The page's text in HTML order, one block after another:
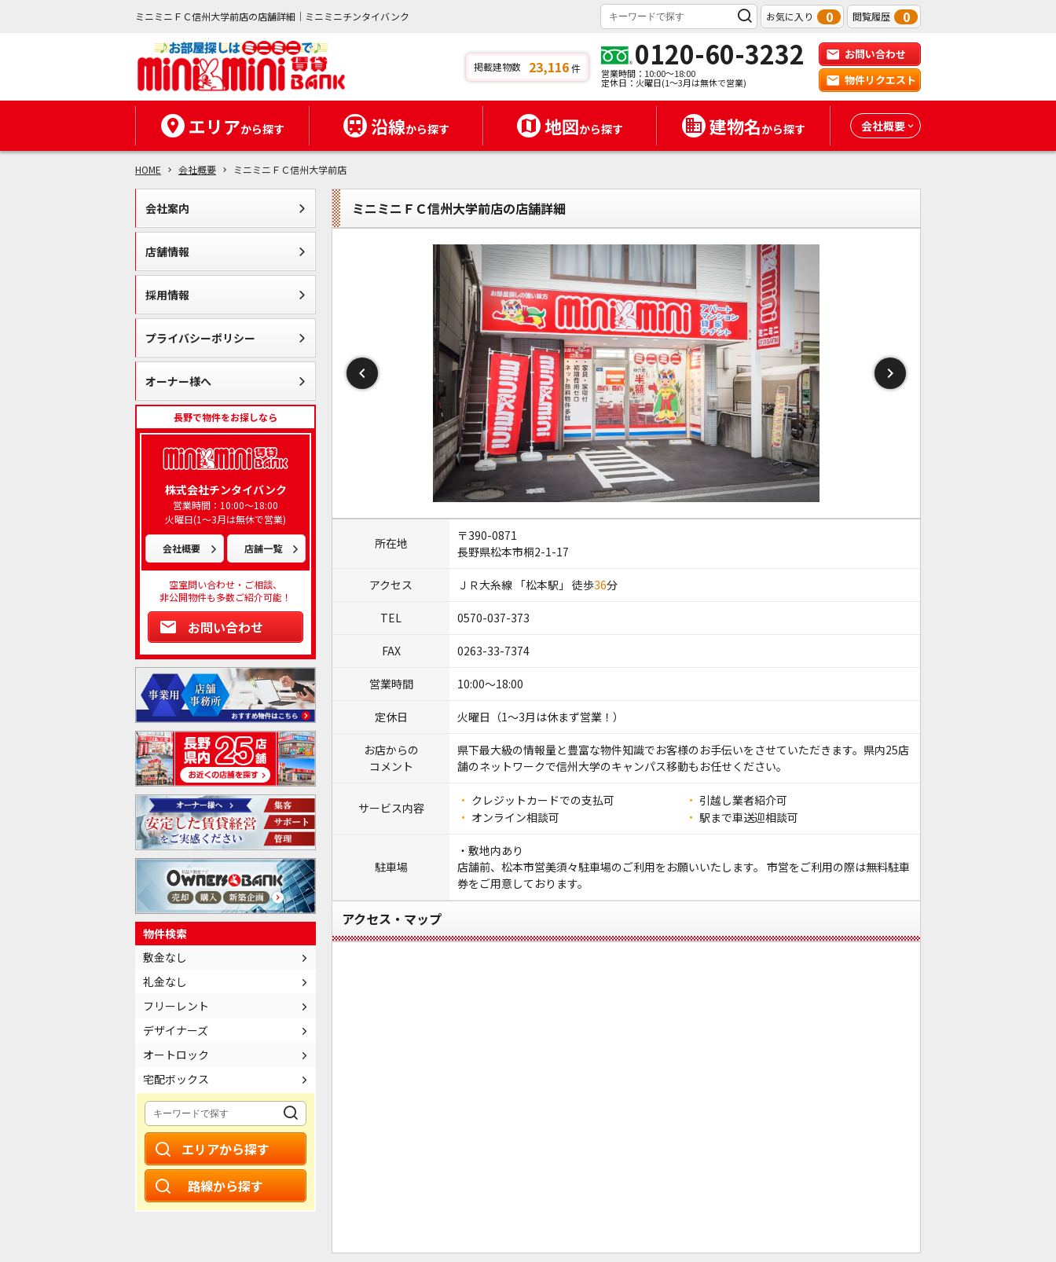
ミニミニＦＣ信州大学前店の店舗詳細｜ミニミニチンタイバンク お気に入り 0 閲覧履歴 0
掲載建物数 23,116件 0120-60-3232
営業時間：10:00～18:00
定休日：火曜日(1～3月は無休で営業)
お問い合わせ
物件リクエスト
エリアから探す 沿線から探す 地図から探す 建物名から探す 会社概要
HOME 会社概要 ミニミニＦＣ信州大学前店
会社案内
店舗情報
採用情報
プライバシーポリシー
オーナー様へ
長野で物件をお探しなら
株式会社チンタイバンク
営業時間：10:00～18:00
火曜日(1～3月は無休で営業)
会社概要 店舗一覧
空室問い合わせ・ご相談、
非公開物件も多数ご紹介可能！
お問い合わせ
物件検索
敷金なし
礼金なし
フリーレント
デザイナーズ
オートロック
宅配ボックス
エリアから探す
路線から探す
ミニミニＦＣ信州大学前店の店舗詳細
所在地
〒390-0871
長野県松本市桐2-1-17
アクセス ＪＲ大糸線 「松本駅」 徒歩36分
TEL 0570-037-373
FAX 0263-33-7374
営業時間 10:00～18:00
定休日 火曜日（1～3月は休まず営業！）
お店からの
コメント
県下最大級の情報量と豊富な物件知識でお客様のお手伝いをさせていただきます。県内25店
舗のネットワークで信州大学のキャンパス移動もお任せください。
サービス内容 クレジットカードでの支払可
引越し業者紹介可
オンライン相談可
駅まで車送迎相談可
駐車場
・敷地内あり
店舗前、松本市営美須々駐車場のご利用をお願いいたします。 市営をご利用の際は無料駐車
券をご用意しております。
アクセス・マップ